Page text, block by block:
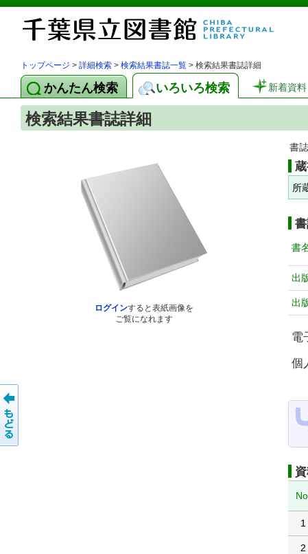
トップページ > 詳細検索 > 検索結果書誌一覧 > 検索結果書誌詳細
かんたん検索 いろいろ検索 新着資料
検索結果書誌詳細
ログインすると表紙画像を
ご覧になれます
書
所
書
出
出
電
個
No.
1
2